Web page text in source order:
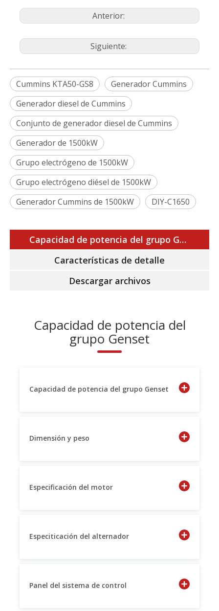
Anterior:
Siguiente:
Cummins KTA50-GS8
Generador Cummins
Generador diesel de Cummins
Conjunto de generador diesel de Cummins
Generador de 1500kW
Grupo electrógeno de 1500kW
Grupo electrógeno diésel de 1500kW
Generador Cummins de 1500kW
DIY-C1650
Capacidad de potencia del grupo Genset
Características de detalle
Descargar archivos
Capacidad de potencia del
grupo Genset
Capacidad de potencia del grupo Genset
Dimensión y peso
Especificación del motor
Especiticación del alternador
Panel del sistema de control